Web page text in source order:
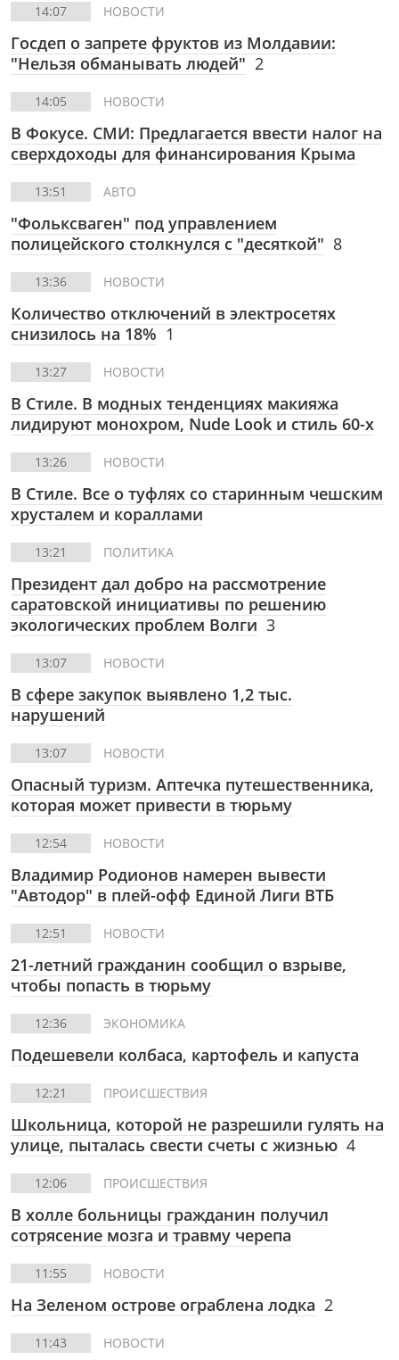
14:07 НОВОСТИ
Госдеп о запрете фруктов из Молдавии:
"Нельзя обманывать людей" 2
14:05 НОВОСТИ
В Фокусе. СМИ: Предлагается ввести налог на
сверхдоходы для финансирования Крыма
13:51 АВТО
"Фольксваген" под управлением
полицейского столкнулся с "десяткой" 8
13:36 НОВОСТИ
Количество отключений в электросетях
снизилось на 18% 1
13:27 НОВОСТИ
В Стиле. В модных тенденциях макияжа
лидируют монохром, Nude Look и стиль 60-х
13:26 НОВОСТИ
В Стиле. Все о туфлях со старинным чешским
хрусталем и кораллами
13:21 ПОЛИТИКА
Президент дал добро на рассмотрение
саратовской инициативы по решению
экологических проблем Волги 3
13:07 НОВОСТИ
В сфере закупок выявлено 1,2 тыс.
нарушений
13:07 НОВОСТИ
Опасный туризм. Аптечка путешественника,
которая может привести в тюрьму
12:54 НОВОСТИ
Владимир Родионов намерен вывести
"Автодор" в плей-офф Единой Лиги ВТБ
12:51 НОВОСТИ
21-летний гражданин сообщил о взрыве,
чтобы попасть в тюрьму
12:36 ЭКОНОМИКА
Подешевели колбаса, картофель и капуста
12:21 ПРОИСШЕСТВИЯ
Школьница, которой не разрешили гулять на
улице, пыталась свести счеты с жизнью 4
12:06 ПРОИСШЕСТВИЯ
В холле больницы гражданин получил
сотрясение мозга и травму черепа
11:55 НОВОСТИ
На Зеленом острове ограблена лодка 2
11:43 НОВОСТИ